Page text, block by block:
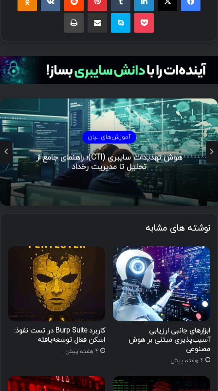
آموزش‌های لیان
هوش تهدیدات سایبری (CTI)؛ راهنمای جامع از
تحلیل تا مدیریت رخداد
نوشته های مشابه
ابزارهای جانبی ارزیابی
آسیب‌پذیری مبتنی بر هوش
مصنوعی
4 هفته پیش
کاربرد Burp Suite در تست نفوذ:
اسکن فعال توسعه‌یافته
4 هفته پیش